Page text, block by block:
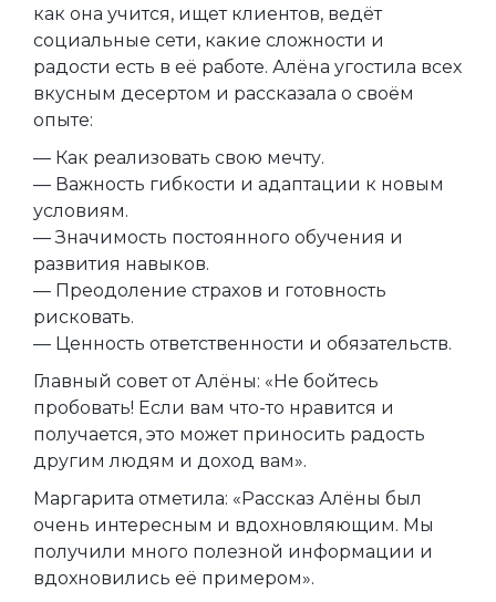
как она учится, ищет клиентов, ведёт
социальные сети, какие сложности и
радости есть в её работе. Алёна угостила всех
вкусным десертом и рассказала о своём
опыте:
— Как реализовать свою мечту.
— Важность гибкости и адаптации к новым
условиям.
— Значимость постоянного обучения и
развития навыков.
— Преодоление страхов и готовность
рисковать.
— Ценность ответственности и обязательств.
Главный совет от Алёны: «Не бойтесь
пробовать! Если вам что-то нравится и
получается, это может приносить радость
другим людям и доход вам».
Маргарита отметила: «Рассказ Алёны был
очень интересным и вдохновляющим. Мы
получили много полезной информации и
вдохновились её примером».